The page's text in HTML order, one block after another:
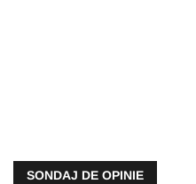
SONDAJ DE OPINIE